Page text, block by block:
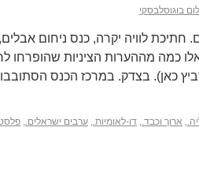
בוגוסלבסקי
חתיכת לוויה יקרה, כנס ניחום
כמה מההערות הציניות שהופרחו
כאן). בצדק. במרכז הכנס
, ארוך וכבד., דו-לאומיות., ערבים ישראלים.,